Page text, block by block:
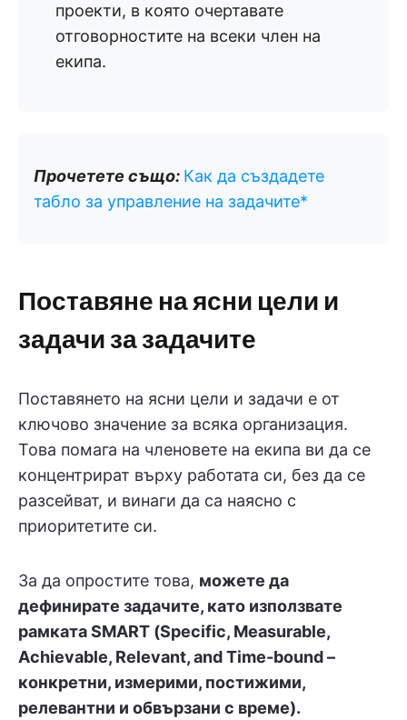
проекти, в която очертавате
отговорностите на всеки член на
екипа.
Прочетете също: Как да създадете
табло за управление на задачите*
Поставяне на ясни цели и
задачи за задачите
Поставянето на ясни цели и задачи е от
ключово значение за всяка организация.
Това помага на членовете на екипа ви да се
концентрират върху работата си, без да се
разсейват, и винаги да са наясно с
приоритетите си.
За да опростите това, можете да
дефинирате задачите, като използвате
рамката SMART (Specific, Measurable,
Achievable, Relevant, and Time-bound –
конкретни, измерими, постижими,
релевантни и обвързани с време).